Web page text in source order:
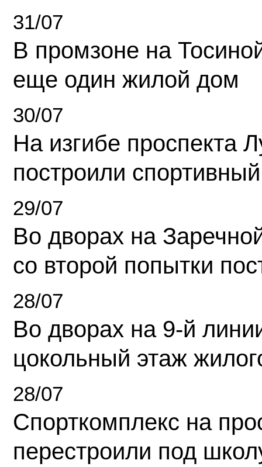
31/07
В промзоне на
еще один жилой дом
30/07
На изгибе проспекта
построили
29/07
Во дворах на
со второй попытки
28/07
Во дворах на 9-й
цокольный этаж
28/07
Спорткомплекс на
перестроили под